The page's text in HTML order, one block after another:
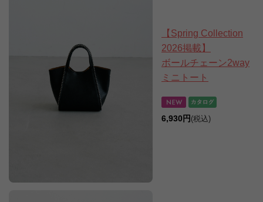
【Spring Collection
2026掲載】
ボールチェーン2way
ミニトート
6,930円 (税込)